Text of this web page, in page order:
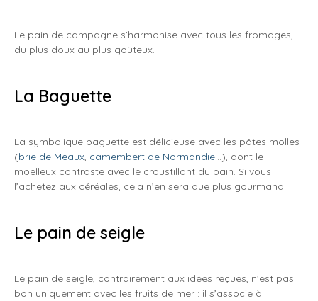
Le pain de campagne s’harmonise avec tous les fromages,
du plus doux au plus goûteux.
La Baguette
La symbolique baguette est délicieuse avec les pâtes molles
(brie de Meaux, camembert de Normandie…), dont le
moelleux contraste avec le croustillant du pain. Si vous
l’achetez aux céréales, cela n’en sera que plus gourmand.
Le pain de seigle
Le pain de seigle, contrairement aux idées reçues, n’est pas
bon uniquement avec les fruits de mer : il s’associe à